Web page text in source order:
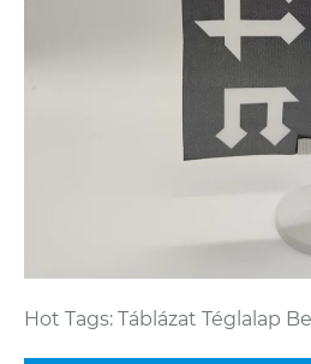
Hot Tags: Táblázat Téglalap